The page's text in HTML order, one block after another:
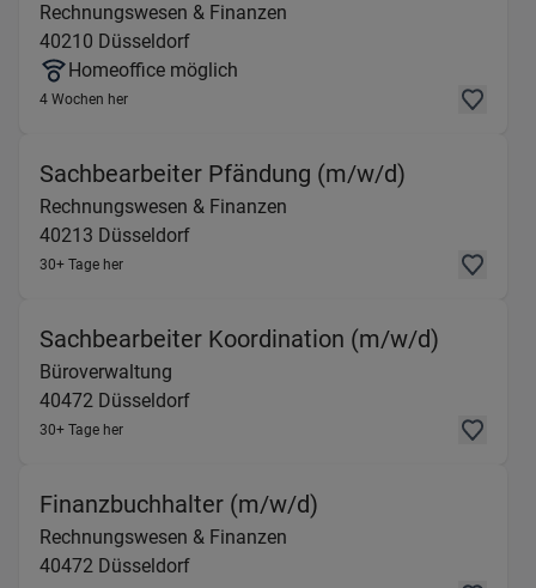
Rechnungswesen & Finanzen
40210 Düsseldorf
Homeoffice möglich
4 Wochen her
Sachbearbeiter Pfändung (m/w/d)
Rechnungswesen & Finanzen
40213 Düsseldorf
30+ Tage her
Sachbearbeiter Koordination (m/w/d)
Büroverwaltung
40472 Düsseldorf
30+ Tage her
Finanzbuchhalter (m/w/d)
Rechnungswesen & Finanzen
40472 Düsseldorf